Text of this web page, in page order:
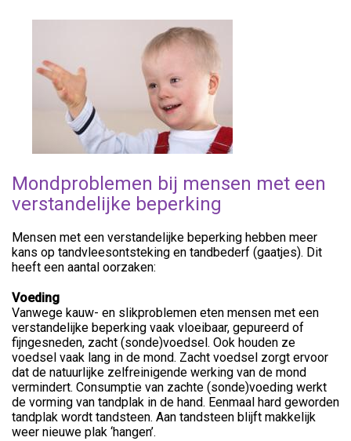
Mondproblemen bij mensen met een
verstandelijke beperking
Mensen met een verstandelijke beperking hebben meer
kans op tandvleesontsteking en tandbederf (gaatjes). Dit
heeft een aantal oorzaken:
Voeding
Vanwege kauw- en slikproblemen eten mensen met een
verstandelijke beperking vaak vloeibaar, gepureerd of
fijngesneden, zacht (sonde)voedsel. Ook houden ze
voedsel vaak lang in de mond. Zacht voedsel zorgt ervoor
dat de natuurlijke zelfreinigende werking van de mond
vermindert. Consumptie van zachte (sonde)voeding werkt
de vorming van tandplak in de hand. Eenmaal hard geworden
tandplak wordt tandsteen. Aan tandsteen blijft makkelijk
weer nieuwe plak ‘hangen’.